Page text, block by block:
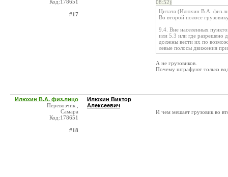
Код:178651
#17
08:52)
Цитата (Илюхин В.А.
Во второй полосе
9.4. Вне населенных
или 5.3 или где разрешено
должны вести их по
левые полосы движения
А не грузовиков.
Почему штрафуют только
Илюхин В.А. физ.лицо
Перевозчик ,
Самара
Код:178651
#18
Илюхин Виктор
Алексеевич
И чем мешает грузовик во